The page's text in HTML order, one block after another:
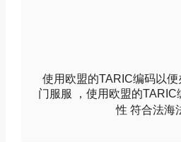
使用欧盟的TARIC编码以
门服服 ，使用欧盟的